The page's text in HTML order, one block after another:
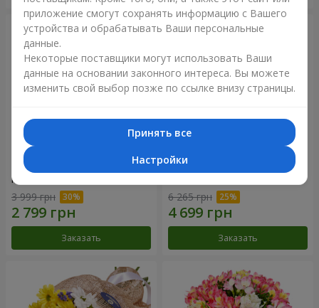
Цветы в коробке "25
красных роз!"
3 999 грн
Заказать
Композиция в коробке
6 265 грн
Заказать
приложение смогут сохранять информацию с Вашего
устройства и обрабатывать Ваши персональные
данные.
Некоторые поставщики могут использовать Ваши
данные на основании законного интереса. Вы можете
изменить свой выбор позже по ссылке внизу страницы.
Принять все
Настройки